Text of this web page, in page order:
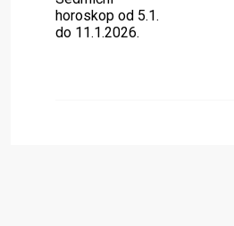
horoskop od 5.1.
do 11.1.2026.